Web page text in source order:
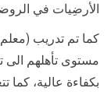
الأرضِيات في
كما تم تدريب
مستوى تأهلهم الى
بكفاءة عالية،